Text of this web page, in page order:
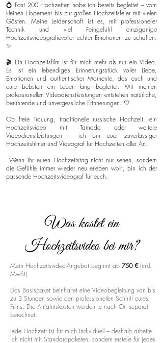
💍 Fast 200 Hochzeiten habe ich bereits begleitet – vom
kleinen Elopement bis zur großen Hochzeitsfeier mit vielen
Gästen. Meine Leidenschaft ist es, mit professioneller
Technik und viel Feingefühl einzigartige
Hochzeitsvideografievoller echter Emotionen zu schaffen.
✨
🎬 Ein Hochzeitsfilm ist für mich mehr als nur ein Video.
Es ist ein lebendiges Erinnerungsstück voller Liebe,
Emotionen und authentischer Momente, das euch und
eure Liebsten ein Leben lang begleitet. Mit meinen
professionellen Videodienstleistungen entstehen natürliche,
berührende und unvergessliche Erinnerungen. 🤍
Ob freie Trauung, traditionelle russische Hochzeit, ein
Hochzeitsvideo mit Tamada oder weitere
Videodienstleistungen – ich bin euer zuverlässiger
Hochzeitsfilmer und Videograf für Hochzeiten aller Art.
Wenn ihr euren Hochzeitstag nicht nur sehen, sondern
die Gefühle immer wieder neu erleben wollt, bin ich der
passende Hochzeitsvideograf für euch.
Was kostet ein
Hochzeitsvideo bei mir?
Mein Hochzeitsvideo-Angebot beginnt ab 750 € (inkl.
MwSt).
Das Basispaket beinhaltet eine Videobegleitung von bis
zu 3 Stunden sowie den professionellen Schnitt eures
Films. Die Anfahrtskosten werden je nach Ort separat
berechnet.
Jede Hochzeit ist für mich individuell – deshalb arbeite
ich nicht mit Standardpaketen, sondern erstelle für jedes